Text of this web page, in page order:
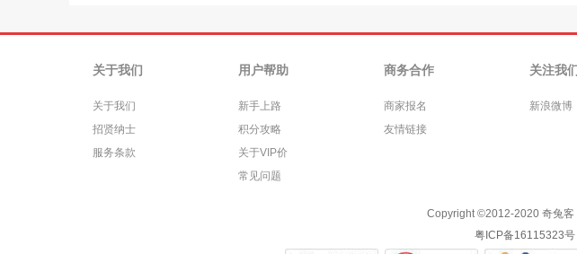
关于我们
关于我们
招贤纳士
服务条款
用户帮助
新手上路
积分攻略
关于VIP价
常见问题
商务合作
商家报名
友情链接
关注我
新浪微博
Copyright ©2012-2020 奇兔客
粤ICP备16115323号